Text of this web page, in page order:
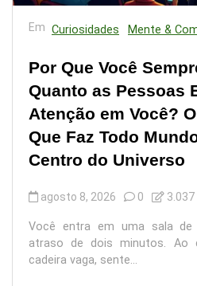
Em Curiosidades Mente &
Por Que Você
Quanto as Pessoas
Atenção em Você?
Que Faz Todo
Centro do Universo
agosto 8, 2026 0
Você entra em uma sala
atraso de dois minutos. Ao
cadeira vaga, sente...